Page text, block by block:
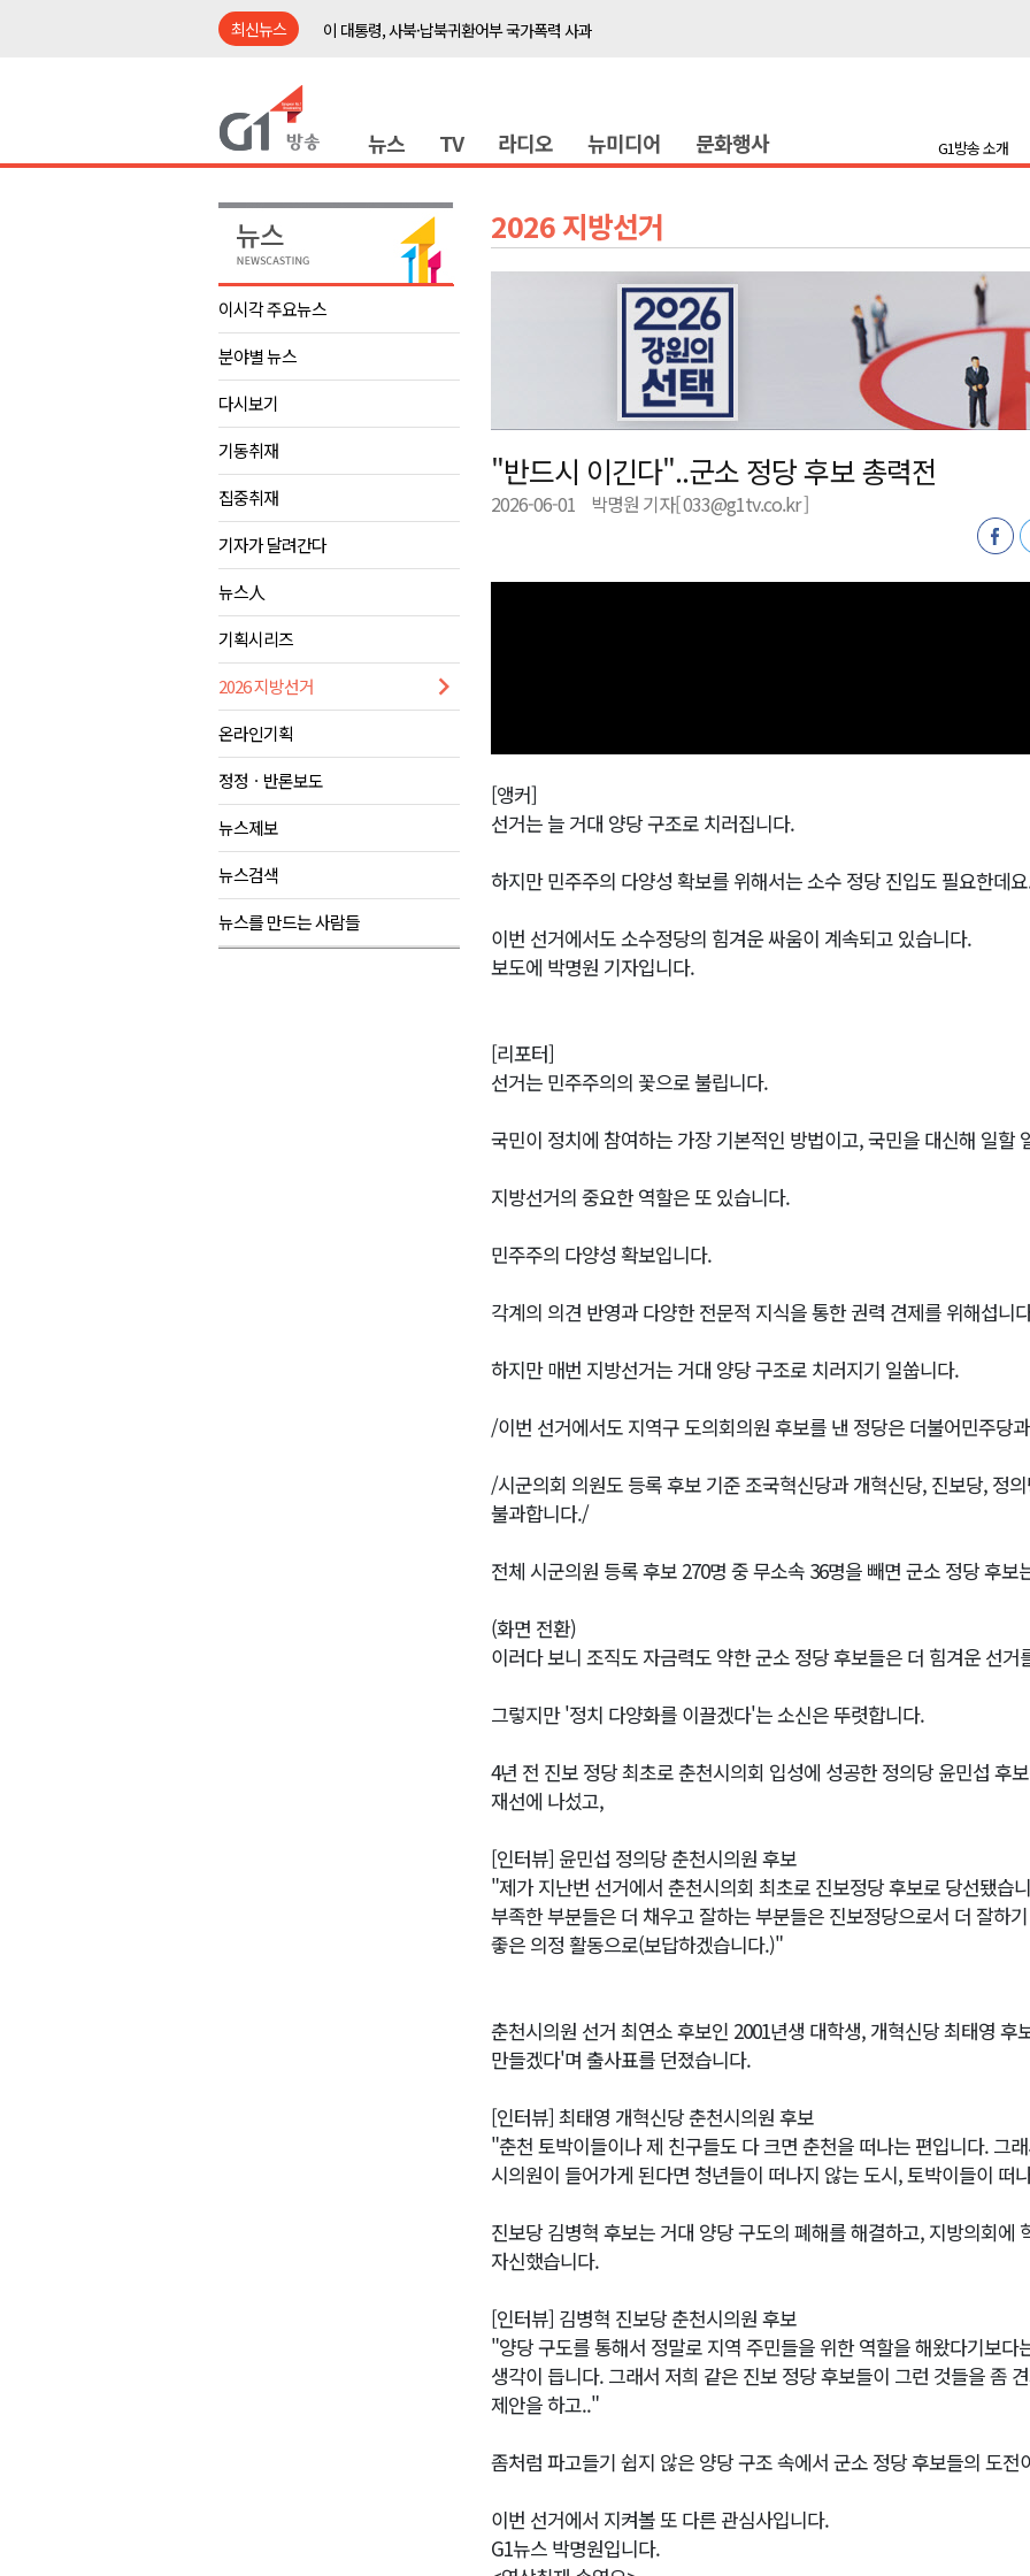
최신뉴스
이 대통령, 사북·납북귀환어부 국가폭력 사과
이광재 국회 예결위원장, 강릉시 초청 특별 강연
육동한 시장, 국제스케이트장 춘천 유치 건의
영월군, 국·도비 확보 보고회 개최
삼척 공공산후조리원 이전 시급
여름축제 더위와 전쟁..물놀이 접목
강원도, 최휘영 문체부장관과 정책간담회
이광재 국회 예결위원장, 강릉시 초청 특별 강연
검찰청 폐지..해결 과제 산적
육동한 시장, 국제스케이트장 춘천 유치 건의
영월군, 국·도비 확보 보고회 개최
강원자치도교육청 교감급 이상 387명 인사
뉴스 TV 라디오 뉴미디어 문화행사 G1방송 소개
이시각 주요뉴스
분야별 뉴스
다시보기
기동취재
집중취재
기자가 달려간다
뉴스人
기획시리즈
2026 지방선거
온라인기획
정정ㆍ반론보도
뉴스제보
뉴스검색
뉴스를 만드는 사람들
2026 지방선거
"반드시 이긴다"..군소 정당 후보 총력전
2026-06-01 박명원 기자[ 033@g1tv.co.kr ]
[앵커]
선거는 늘 거대 양당 구조로 치러집니다.
하지만 민주주의 다양성 확보를 위해서는 소수 정당 진입도 필요한데
이번 선거에서도 소수정당의 힘겨운 싸움이 계속되고 있습니다.
보도에 박명원 기자입니다.
[리포터]
선거는 민주주의의 꽃으로 불립니다.
국민이 정치에 참여하는 가장 기본적인 방법이고, 국민을 대신해 일할
지방선거의 중요한 역할은 또 있습니다.
민주주의 다양성 확보입니다.
각계의 의견 반영과 다양한 전문적 지식을 통한 권력 견제를 위해섭니
하지만 매번 지방선거는 거대 양당 구조로 치러지기 일쑵니다.
/이번 선거에서도 지역구 도의회의원 후보를 낸 정당은 더불어민주당
/시군의회 의원도 등록 후보 기준 조국혁신당과 개혁신당, 진보당, 정
불과합니다./
전체 시군의원 등록 후보 270명 중 무소속 36명을 빼면 군소 정당 후보
(화면 전환)
이러다 보니 조직도 자금력도 약한 군소 정당 후보들은 더 힘겨운 선거
그렇지만 '정치 다양화를 이끌겠다'는 소신은 뚜렷합니다.
4년 전 진보 정당 최초로 춘천시의회 입성에 성공한 정의당 윤민섭 후
재선에 나섰고,
[인터뷰] 윤민섭 정의당 춘천시의원 후보
"제가 지난번 선거에서 춘천시의회 최초로 진보정당 후보로 당선됐습
부족한 부분들은 더 채우고 잘하는 부분들은 진보정당으로서 더 잘하
좋은 의정 활동으로(보답하겠습니다.)"
춘천시의원 선거 최연소 후보인 2001년생 대학생, 개혁신당 최태영 후
만들겠다'며 출사표를 던졌습니다.
[인터뷰] 최태영 개혁신당 춘천시의원 후보
"춘천 토박이들이나 제 친구들도 다 크면 춘천을 떠나는 편입니다. 그
시의원이 들어가게 된다면 청년들이 떠나지 않는 도시, 토박이들이 떠
진보당 김병혁 후보는 거대 양당 구도의 폐해를 해결하고, 지방의회에
자신했습니다.
[인터뷰] 김병혁 진보당 춘천시의원 후보
"양당 구도를 통해서 정말로 지역 주민들을 위한 역할을 해왔다기보다
생각이 듭니다. 그래서 저희 같은 진보 정당 후보들이 그런 것들을 좀
제안을 하고.."
좀처럼 파고들기 쉽지 않은 양당 구조 속에서 군소 정당 후보들의 도전
이번 선거에서 지켜볼 또 다른 관심사입니다.
G1뉴스 박명원입니다.